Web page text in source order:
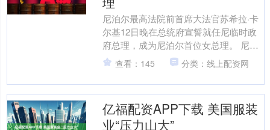
尼泊尔最高法院前首席大法官苏希拉·卡
尔基12日晚在总统府宣誓就任尼临时政
府总理，成为尼泊尔首位女总理。 尼泊
尔总统鲍德尔当晚任命卡尔基为临时政
府总理，随后主持就....
查看：145 分类：线上配资网
亿福配资APP下载 美国服装
业“压力山大”